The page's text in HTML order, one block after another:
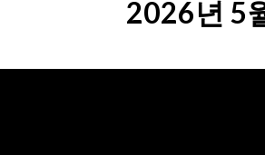
2026년 5